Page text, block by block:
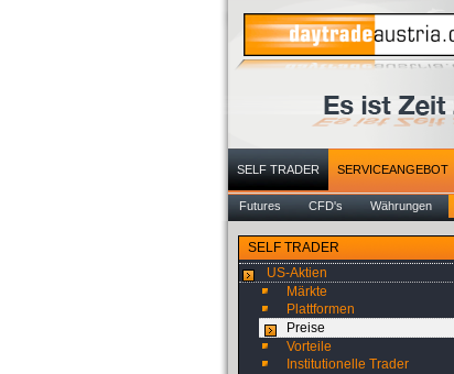
SELF TRADER SERVICEANGEBOT
Futures CFD's Währungen
SELF TRADER
US-Aktien
Märkte
Plattformen
Preise
Vorteile
Institutionelle Trader